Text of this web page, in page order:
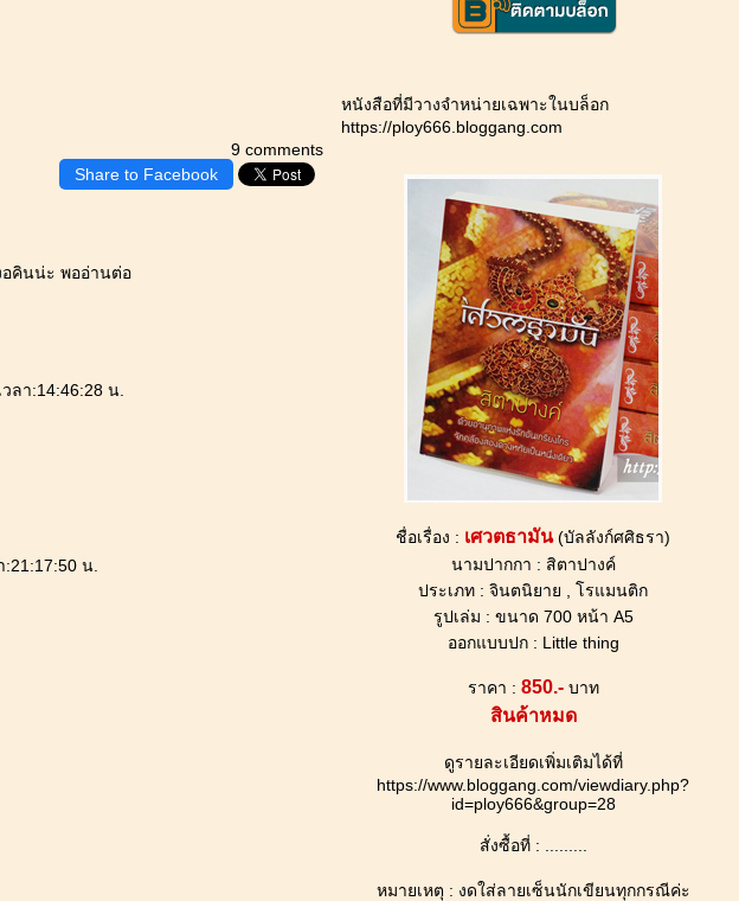
9 comments
Share to Facebook
คินน่ะ พออ่านต่อ
ลา:14:46:28 น.
น.
หนังสือที่มีวางจำหน่ายเฉพาะในบล็อก
https://ploy666.bloggang.com
ชื่อเรื่อง : เศวตธามัน (บัลลังก์ศศิธรา)
นามปากกา : สิตาปางค์
ประเภท : จินตนิยาย , โรแมนติก
รูปเล่ม : ขนาด 700 หน้า A5
ออกแบบปก : Little thing
ราคา : 850.- บาท
สินค้าหมด
ดูรายละเอียดเพิ่มเติมได้ที่
https://www.bloggang.com/viewdiary.php?
id=ploy666&group=28
สั่งซื้อที่ : .........
หมายเหตุ : งดใส่ลายเซ็นนักเขียนทุกกรณีค่ะ